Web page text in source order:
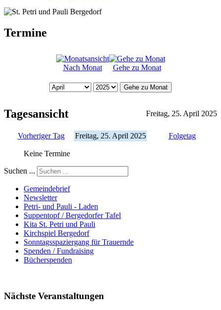
Termine
Nach Monat Gehe zu Monat
Gehe zu Monat
Tagesansicht Freitag, 25. April 2025
Vorheriger Tag Freitag, 25. April 2025 Folgetag
Keine Termine
Suchen ...
Gemeindebrief
Newsletter
Petri- und Pauli - Laden
Suppentopf / Bergedorfer Tafel
Kita St. Petri und Pauli
Kirchspiel Bergedorf
Sonntagsspaziergang für Trauernde
Spenden / Fundraising
Bücherspenden
Nächste Veranstaltungen